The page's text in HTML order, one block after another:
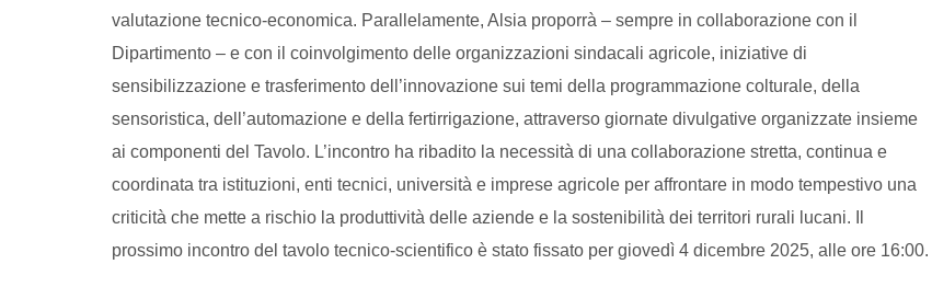
valutazione tecnico-economica. Parallelamente, Alsia proporrà – sempre in collaborazione con il
Dipartimento – e con il coinvolgimento delle organizzazioni sindacali agricole, iniziative di
sensibilizzazione e trasferimento dell’innovazione sui temi della programmazione colturale, della
sensoristica, dell’automazione e della fertirrigazione, attraverso giornate divulgative organizzate insieme
ai componenti del Tavolo. L’incontro ha ribadito la necessità di una collaborazione stretta, continua e
coordinata tra istituzioni, enti tecnici, università e imprese agricole per affrontare in modo tempestivo una
criticità che mette a rischio la produttività delle aziende e la sostenibilità dei territori rurali lucani. Il
prossimo incontro del tavolo tecnico-scientifico è stato fissato per giovedì 4 dicembre 2025, alle ore 16:00.